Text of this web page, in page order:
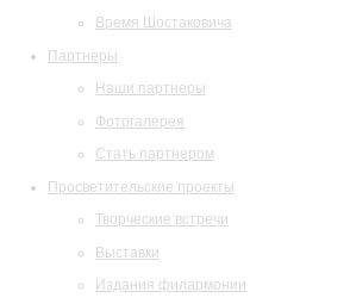
Время Шостаковича
Партнеры
Наши партнеры
Фотогалерея
Стать партнером
Просветительские проекты
Творческие встречи
Выставки
Издания филармонии